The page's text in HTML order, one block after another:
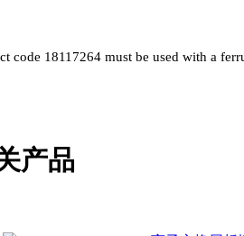
code 18117264 must be used with a
产品